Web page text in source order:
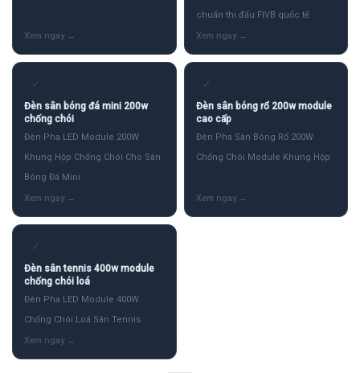
chuẩn thi đấu FIVB quốc tế
✓
Đèn sân bóng đá mini 200w
chống chói
Đèn Pha LED Module 200W
Khung Hộp Chống Chói Cho Sân
Bóng Đá Mini
✓
Đèn sân bóng rổ 200w module
cao cấp
Đèn Pha Sân Bóng Rổ 200W
Chống Chói Module Khung Hộp
✓
Đèn sân tennis 400w module
chống chói loá
Đèn Pha LED Module 400W
Chống Chói Loá Sân Tennis